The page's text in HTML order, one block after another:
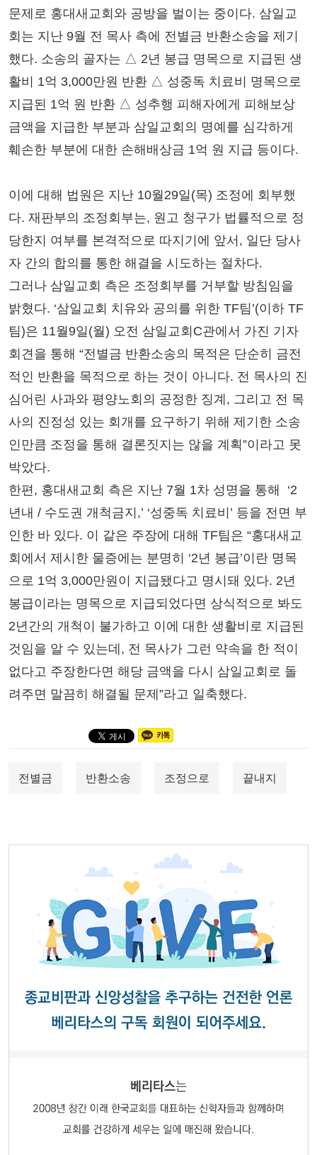
문제로 홍대새교회와 공방을 벌이는 중이다. 삼일교
회는 지난 9월 전 목사 측에 전별금 반환소송을 제기
했다. 소송의 골자는 △ 2년 봉급 명목으로 지급된 생
활비 1억 3,000만원 반환 △ 성중독 치료비 명목으로
지급된 1억 원 반환 △ 성추행 피해자에게 피해보상
금액을 지급한 부분과 삼일교회의 명예를 심각하게
훼손한 부분에 대한 손해배상금 1억 원 지급 등이다.
이에 대해 법원은 지난 10월29일(목) 조정에 회부했
다. 재판부의 조정회부는, 원고 청구가 법률적으로 정
당한지 여부를 본격적으로 따지기에 앞서, 일단 당사
자 간의 합의를 통한 해결을 시도하는 절차다.
그러나 삼일교회 측은 조정회부를 거부할 방침임을
밝혔다. ‘삼일교회 치유와 공의를 위한 TF팀’(이하 TF
팀)은 11월9일(월) 오전 삼일교회C관에서 가진 기자
회견을 통해 “전별금 반환소송의 목적은 단순히 금전
적인 반환을 목적으로 하는 것이 아니다. 전 목사의 진
심어린 사과와 평양노회의 공정한 징계, 그리고 전 목
사의 진정성 있는 회개를 요구하기 위해 제기한 소송
인만큼 조정을 통해 결론짓지는 않을 계획”이라고 못
박았다.
한편, 홍대새교회 측은 지난 7월 1차 성명을 통해 ‘2
년내 / 수도권 개척금지,’ ‘성중독 치료비’ 등을 전면 부
인한 바 있다. 이 같은 주장에 대해 TF팀은 “홍대새교
회에서 제시한 물증에는 분명히 ‘2년 봉급’이란 명목
으로 1억 3,000만원이 지급됐다고 명시돼 있다. 2년
봉급이라는 명목으로 지급되었다면 상식적으로 봐도
2년간의 개척이 불가하고 이에 대한 생활비로 지급된
것임을 알 수 있는데, 전 목사가 그런 약속을 한 적이
없다고 주장한다면 해당 금액을 다시 삼일교회로 돌
려주면 말끔히 해결될 문제”라고 일축했다.
전별금 반환소송 조정으로 끝내지